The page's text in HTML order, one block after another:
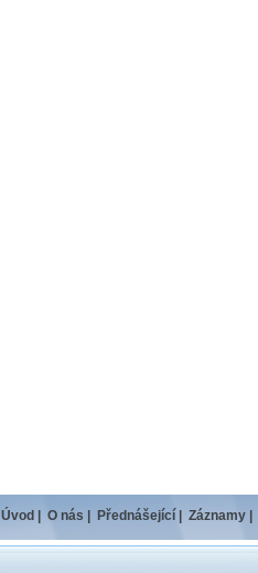
Úvod O nás Přednášející Záznamy